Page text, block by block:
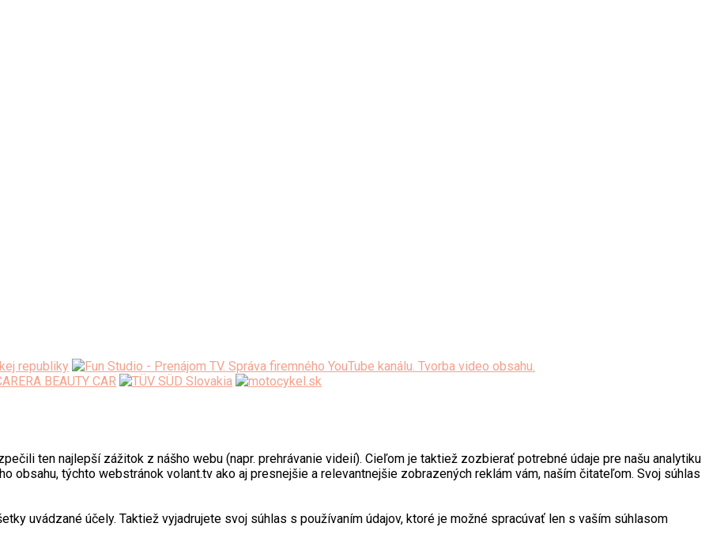
ten najlepší zážitok z nášho webu (napr. prehrávanie videií). Cieľom je taktiež zozbierať potrebné údaje pre našu analytiku
obsahu, týchto webstránok volant.tv ako aj presnejšie a relevantnejšie zobrazených reklám vám, naším čitateľom. Svoj súhlas
uvádzané účely. Taktiež vyjadrujete svoj súhlas s používaním údajov, ktoré je možné spracúvať len s vaším súhlasom